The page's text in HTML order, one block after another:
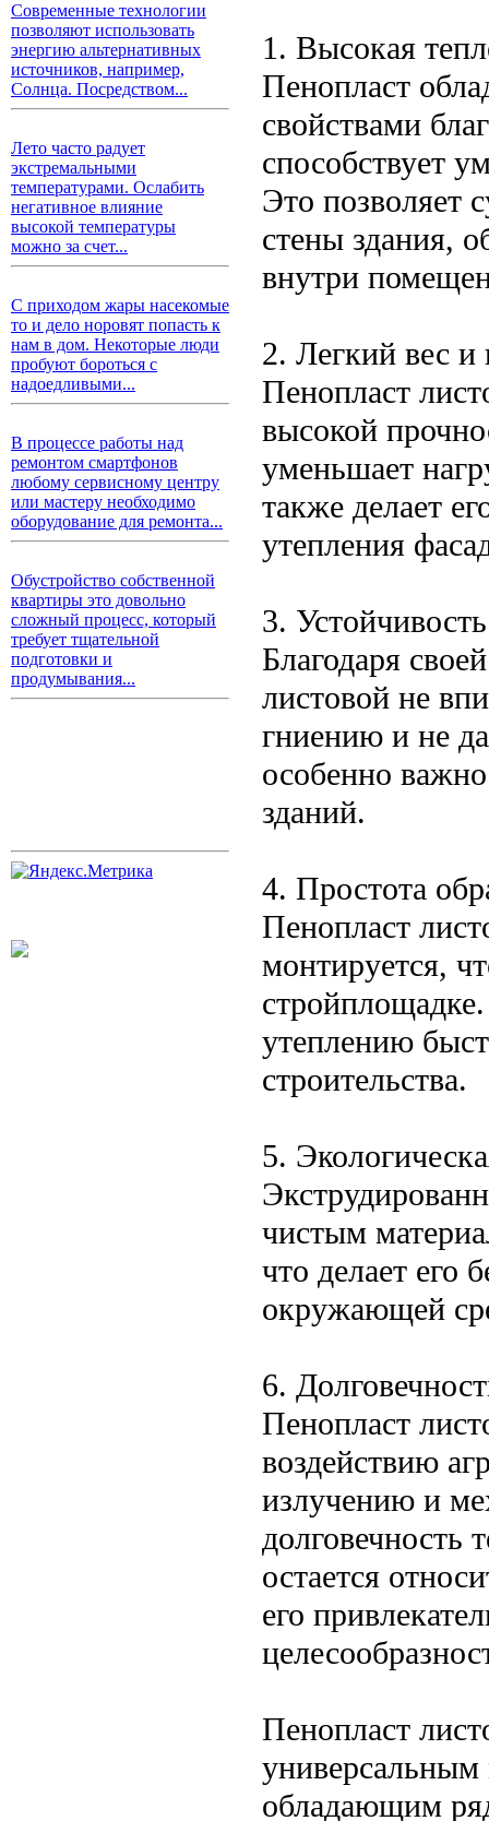
Современные технологии
позволяют использовать
энергию альтернативных
источников, например,
Солнца. Посредством...
Лето часто радует
экстремальными
температурами. Ослабить
негативное влияние
высокой температуры
можно за счет...
С приходом жары насекомые
то и дело норовят попасть к
нам в дом. Некоторые люди
пробуют бороться с
надоедливыми...
В процессе работы над
ремонтом смартфонов
любому сервисному центру
или мастеру необходимо
оборудование для ремонта...
Обустройство собственной
квартиры это довольно
сложный процесс, который
требует тщательной
подготовки и
продумывания...
1. Высокая
Пенопласт
свойствами
способствует
Это позволяет
стены здания,
внутри
2. Легкий вес и
Пенопласт
высокой
уменьшает
также делает
утепления
3.
Благодаря
листовой не
гниению и не
особенно
зданий.
4. Простота
Пенопласт
монтируется,
утеплению
строительства.
5.
чистым
что делает его
окружающей
6.
Пенопласт
воздействию
излучению и
долговечность
остается
его
Пенопласт
универсальным
обладающим